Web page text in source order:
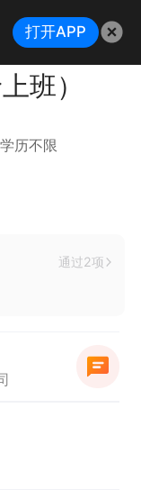
班）
学历不限
通过2项
打开APP